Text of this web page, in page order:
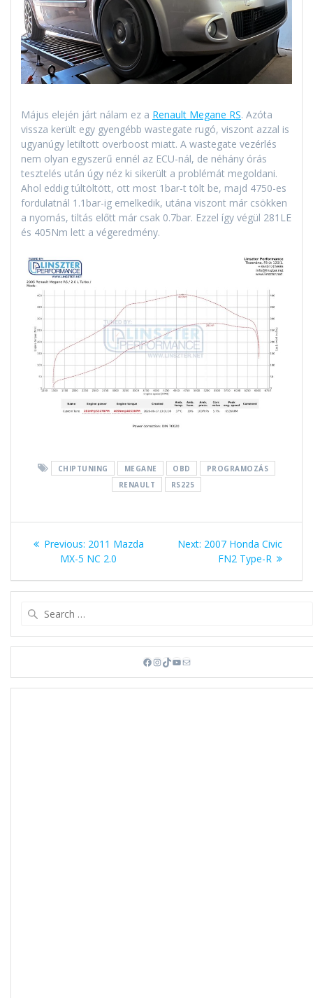
Május elején járt nálam ez a Renault Megane RS. Azóta
vissza került egy gyengébb wastegate rugó, viszont azzal is
ugyanúgy letiltott overboost miatt. A wastegate vezérlés
nem olyan egyszerű ennél az ECU-nál, de néhány órás
tesztelés után úgy néz ki sikerült a problémát megoldani.
Ahol eddig túltöltött, ott most 1bar-t tölt be, majd 4750-es
fordulatnál 1.1bar-ig emelkedik, utána viszont már csökken
a nyomás, tiltás előtt már csak 0.7bar. Ezzel így végül 281LE
és 405Nm lett a végeredmény.
CHIPTUNING MEGANE OBD
PROGRAMOZÁS
RENAULT
RS225
Bejegyzés
navigáció
Previous: Previous
post:
2011 Mazda
MX-5 NC 2.0
Next: Next
post:
2007 Honda Civic
FN2 Type-R
Facebook
Instagram
TikTok
YouTube
Mail